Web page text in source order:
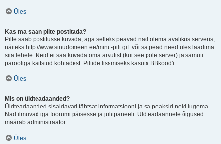
Üles
Kas ma saan pilte postitada?
Pilte saab postitusse kuvada, aga selleks peavad nad olema avalikus serveris,
näiteks http://www.sinudomeen.ee/minu-pilt.gif. või sa pead need üles laadima
siia lehele. Neid ei saa kuvada oma arvutist (kui see pole server) ja samuti
parooliga kaitstud kohtadest. Piltide lisamiseks kasuta BBkood'i.
Üles
Mis on üldteadaanded?
Üldteadaanded sisaldavad tähtsat informatsiooni ja sa peaksid neid lugema.
Nad ilmuvad iga foorumi päisesse ja juhtpaneeli. Üldteadaannete õigused
määrab administraator.
Üles